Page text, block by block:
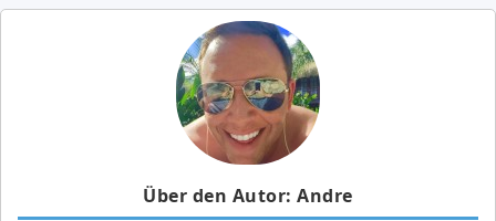
Über den Autor: Andre